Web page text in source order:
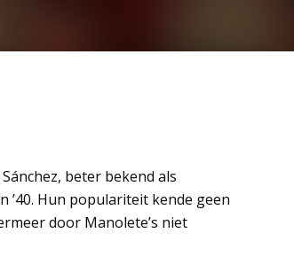
beter bekend als
’40. Hun populariteit kende geen
door Manolete’s niet